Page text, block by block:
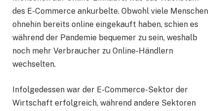
des E-Commerce ankurbelte. Obwohl viele Menschen
ohnehin bereits online eingekauft haben, schien es
während der Pandemie bequemer zu sein, weshalb
noch mehr Verbraucher zu Online-Händlern
wechselten.
Infolgedessen war der E-Commerce-Sektor der
Wirtschaft erfolgreich, während andere Sektoren